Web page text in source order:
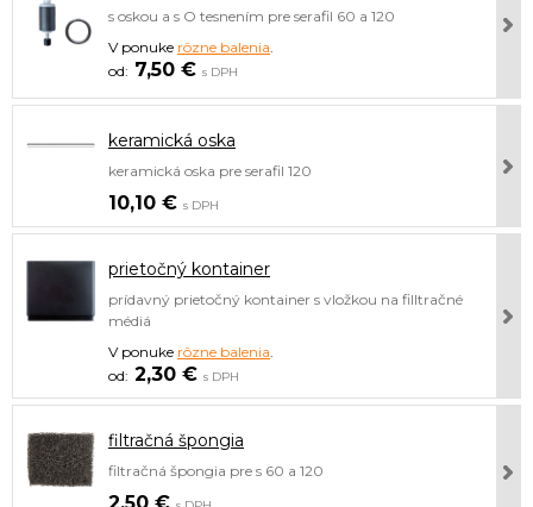
s oskou a s O tesnením pre serafil 60 a 120
V ponuke rôzne balenia.
7,50 € s DPH
keramická oska
keramická oska pre serafil 120
10,10 € s DPH
prietočný kontainer
prídavný prietočný kontainer s vložkou na filltračné
médiá
V ponuke rôzne balenia.
2,30 € s DPH
filtračná špongia
filtračná špongia pre s 60 a 120